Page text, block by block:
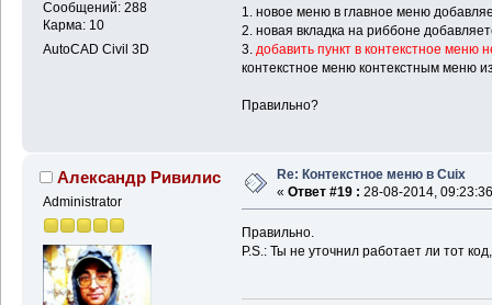
Сообщений: 288
Карма: 10
AutoCAD Civil 3D
1. новое меню в главное меню
2. новая вкладка на риббоне
3. добавить пункт в контекстное меню
контекстное меню контекстным меню
Правильно?
Александр Ривилис
Administrator
Re: Контекстное меню в Cuix
« Ответ #19 : 28-08-2014,
Правильно.
P.S.: Ты не уточнил работает ли тот